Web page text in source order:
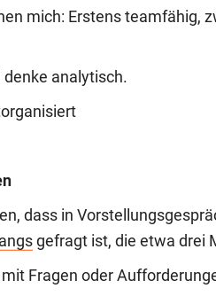
mich: Erstens teamfähig,
analytisch.
dass in
gefragt ist, die etwa drei
Fragen oder